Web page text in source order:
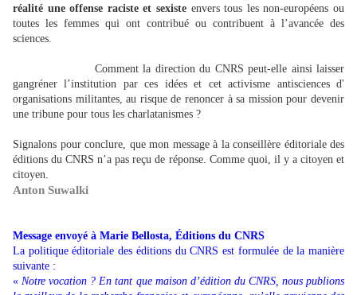
réalité une offense raciste et sexiste envers tous les non-européens ou
toutes les femmes qui ont contribué ou contribuent à l’avancée des
sciences.
Comment la direction du CNRS peut-elle ainsi laisser
gangréner l’institution par ces idées et cet activisme antisciences d'
organisations militantes, au risque de renoncer à sa mission pour devenir
une tribune pour tous les charlatanismes ?
Signalons pour conclure, que mon message à la conseillère éditoriale des
éditions du CNRS n’a pas reçu de réponse. Comme quoi, il y a citoyen et
citoyen.
Anton Suwalki
Message envoyé à Marie Bellosta, Éditions du CNRS
La politique éditoriale des éditions du CNRS est formulée de la manière
suivante :
«Notre vocation ? En tant que maison d’édition du CNRS, nous publions